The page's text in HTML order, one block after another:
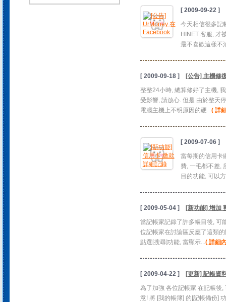
[ 2009-09-22 ]
今天相信很多記
HINET 客服, 才
最不喜歡這樣不
[ 2009-09-18 ]
[公告] 主機修
整整24小時, 總算修好了主機,
受影響, 請放心. 但是 由於整天
電腦主機上不明原因的硬...( 詳
[ 2009-07-06 ]
當每期的信用卡
費, 一毛都不差,
目的功能, 可以
[ 2009-05-04 ]
[新功能] 增加
當記帳家記錄了許多帳目後, 可
位記帳家在討論區反應了這類
點選[搜尋]功能, 當顯示...( 詳細
[ 2009-04-22 ]
[更新] 記帳資
為了加強 各位記帳家 在記帳後
意! 將 [我的帳簿] 的[記帳備份]